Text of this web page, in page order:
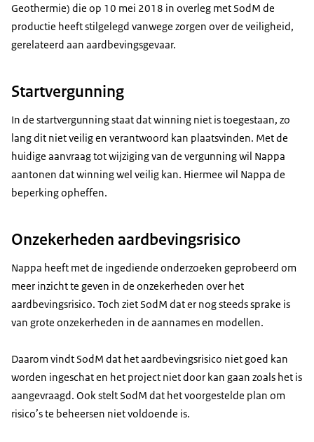
Geothermie) die op 10 mei 2018 in overleg met SodM de
productie heeft stilgelegd vanwege zorgen over de veiligheid,
gerelateerd aan aardbevingsgevaar.
Startvergunning
In de startvergunning staat dat winning niet is toegestaan, zo
lang dit niet veilig en verantwoord kan plaatsvinden. Met de
huidige aanvraag tot wijziging van de vergunning wil Nappa
aantonen dat winning wel veilig kan. Hiermee wil Nappa de
beperking opheffen.
Onzekerheden aardbevingsrisico
Nappa heeft met de ingediende onderzoeken geprobeerd om
meer inzicht te geven in de onzekerheden over het
aardbevingsrisico. Toch ziet SodM dat er nog steeds sprake is
van grote onzekerheden in de aannames en modellen.
Daarom vindt SodM dat het aardbevingsrisico niet goed kan
worden ingeschat en het project niet door kan gaan zoals het is
aangevraagd. Ook stelt SodM dat het voorgestelde plan om
risico’s te beheersen niet voldoende is.